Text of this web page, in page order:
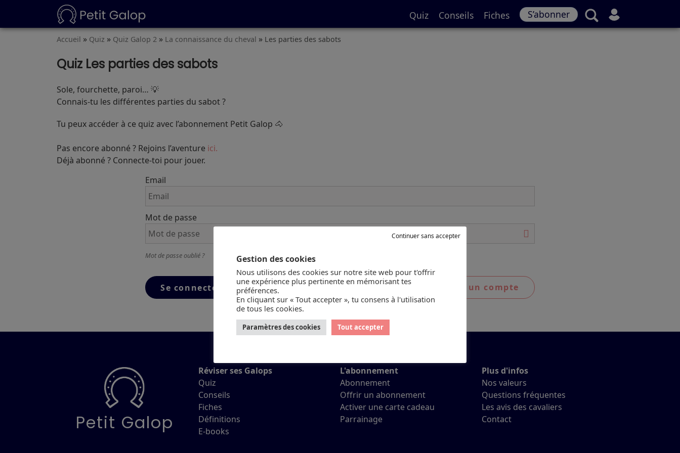
Quiz Conseils Fiches S’abonner
Accueil » Quiz » Quiz Galop 2 » La connaissance du cheval » Les parties des sabots
Quiz Les parties des sabots
Sole, fourchette, paroi… 💡
Connais-tu les différentes parties du sabot ?
Tu peux accéder à ce quiz avec l’abonnement Petit Galop 🐴
Pas encore abonné ? Rejoins l’aventure ici.
Déjà abonné ? Connecte-toi pour jouer.
Email
Mot de passe
Mot de passe oublié ?
Créer un compte
Petit Galop
Réviser ses Galops
Quiz
Conseils
Fiches
Définitions
E-books
L'abonnement
Abonnement
Offrir un abonnement
Activer une carte cadeau
Parrainage
Plus d'infos
Nos valeurs
Questions fréquentes
Les avis des cavaliers
Contact
Gestion des cookies
Nous utilisons des cookies sur notre site web pour t'offrir
une expérience plus pertinente en mémorisant tes
préférences.
En cliquant sur « Tout accepter », tu consens à l'utilisation
de tous les cookies.
Paramètres des cookies Tout accepter
Continuer sans accepter